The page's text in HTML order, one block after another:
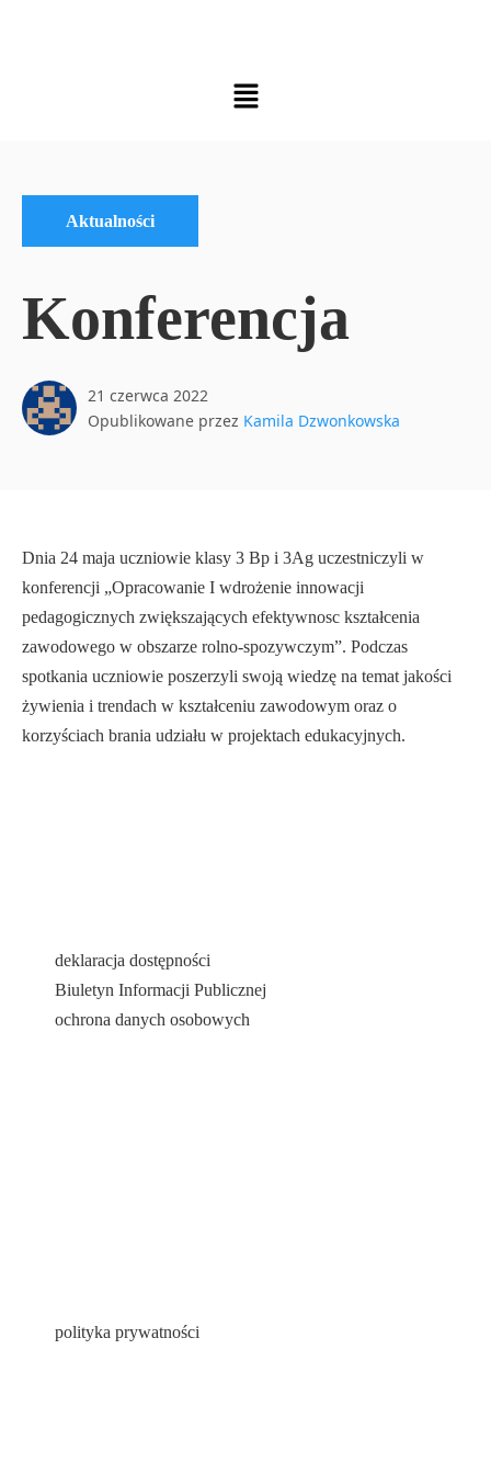
Aktualności
Konferencja
21 czerwca 2022
Opublikowane przez Kamila Dzwonkowska
Dnia 24 maja uczniowie klasy 3 Bp i 3Ag uczestniczyli w
konferencji „Opracowanie I wdrożenie innowacji
pedagogicznych zwiększających efektywnosc kształcenia
zawodowego w obszarze rolno-spozywczym”. Podczas
spotkania uczniowie poszerzyli swoją wiedzę na temat jakości
żywienia i trendach w kształceniu zawodowym oraz o
korzyściach brania udziału w projektach edukacyjnych.
deklaracja dostępności
Biuletyn Informacji Publicznej
ochrona danych osobowych
polityka prywatności